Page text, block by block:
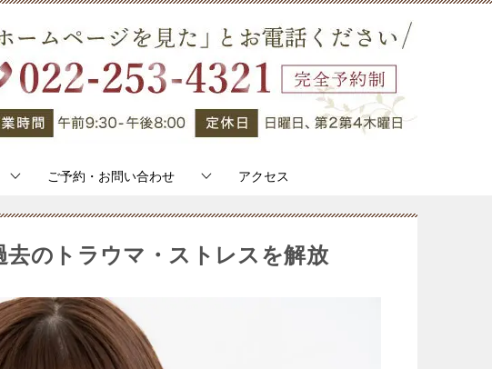
ご予約・お問い合わせ アクセス
のトラウマ・ストレスを解放